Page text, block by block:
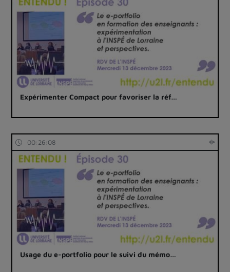
Expérimenter Compact pour favoriser la réf…
00:26:08
Usage du e-portfolio pour le suivi du mémo…